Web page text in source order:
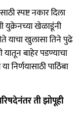
स्पष्ट नकार दिला
युक्रेनच्या खेळाडूंनी
याचा खुलासा तिने पुढे
बाहेर पडण्याचा
पाठिंबा
ती झोपूही